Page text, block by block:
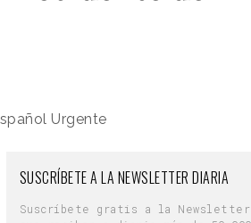
Urgente
SUSCRÍBETE A LA NEWSLETTER DIARIA
Suscríbete gratis a la Newsletter